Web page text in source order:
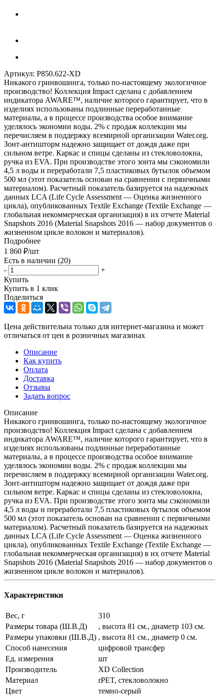
Артикул: P850.622-XD
Никакого гринвошинга, только по-настоящему экологичное
производство! Коллекция Impact сделана с добавлением
индикатора AWARE™, наличие которого гарантирует, что в
изделиях использованы подлинные переработанные
материалы, а в процессе производства особое внимание
уделялось экономии воды. 2% с продаж коллекции мы
перечисляем в поддержку всемирной организации Water.org.
Зонт-антишторм надежно защищает от дождя даже при
сильном ветре. Каркас и спицы сделаны из стекловолокна,
ручка из EVA. При производстве этого зонта мы сэкономили
4,5 л воды и переработали 7,5 пластиковых бутылок объемом
500 мл (этот показатель основан на сравнении с первичными
материалом). Расчетный показатель базируется на надежных
данных LCA (Life Cycle Assessment — Оценка жизненного
цикла), опубликованных Textile Exchange (Textile Exchange —
глобальная некоммерческая организация) в их отчете Material
Snapshots 2016 (Material Snapshots 2016 — набор документов о
жизненном цикле волокон и материалов).
Подробнее
1 860 ₽/шт
Есть в наличии (20)
-
+
Купить
Купить в 1 клик
Поделиться
Цена действительна только для интернет-магазина и может
отличаться от цен в розничных магазинах
Описание
Как купить
Оплата
Доставка
Отзывы
Задать вопрос
Описание
Никакого гринвошинга, только по-настоящему экологичное
производство! Коллекция Impact сделана с добавлением
индикатора AWARE™, наличие которого гарантирует, что в
изделиях использованы подлинные переработанные
материалы, а в процессе производства особое внимание
уделялось экономии воды. 2% с продаж коллекции мы
перечисляем в поддержку всемирной организации Water.org.
Зонт-антишторм надежно защищает от дождя даже при
сильном ветре. Каркас и спицы сделаны из стекловолокна,
ручка из EVA. При производстве этого зонта мы сэкономили
4,5 л воды и переработали 7,5 пластиковых бутылок объемом
500 мл (этот показатель основан на сравнении с первичными
материалом). Расчетный показатель базируется на надежных
данных LCA (Life Cycle Assessment — Оценка жизненного
цикла), опубликованных Textile Exchange (Textile Exchange —
глобальная некоммерческая организация) в их отчете Material
Snapshots 2016 (Material Snapshots 2016 — набор документов о
жизненном цикле волокон и материалов).
Характеристики
Вес, г
310
Размеры товара (Ш.В.Д)
, высота 81 см., диаметр 103 см.
Размеры упаковки (Ш.В.Д) , высота 81 см., диаметр 0 см.
Способ нанесения
цифровой трансфер
Ед. измерения
шт
Производитель
XD Collection
Материал
rPET, стекловолокно
Цвет
темно-серый